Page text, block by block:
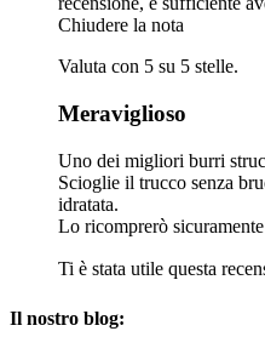
Chiudere la nota
Valuta con 5 su 5 stelle.
Meraviglioso
Uno dei migliori burri
Scioglie il trucco senza
idratata.
Lo ricomprerò sicuramente
Ti è stata utile questa
Il nostro blog: